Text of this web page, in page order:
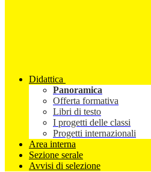
Didattica
Panoramica
Offerta formativa
Libri di testo
I progetti delle classi
Progetti internazionali
Area interna
Sezione serale
Avvisi di selezione